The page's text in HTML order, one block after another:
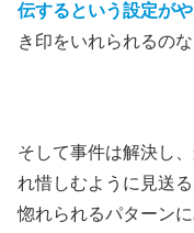
伝するという設定が
き印をいれられるのな
そして事件は解決し
れ惜しむように見送
惚れられるパターンに